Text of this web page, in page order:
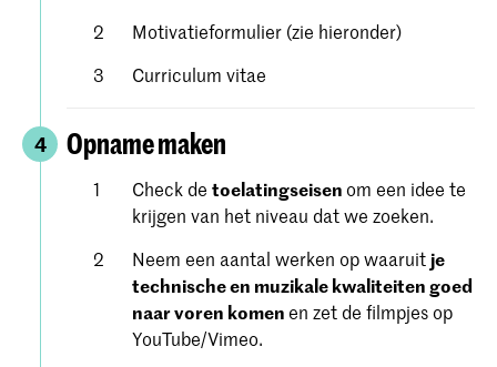
Motivatieformulier (zie hieronder)
Curriculum vitae
4 Opname maken
Check detoelatingseisenom een ​​idee te
krijgen van het niveau dat we zoeken.
Neem een aantal werken op waaruit je
technische en muzikale kwaliteiten goed
naar voren komenen zet de filmpjes op
YouTube/Vimeo.